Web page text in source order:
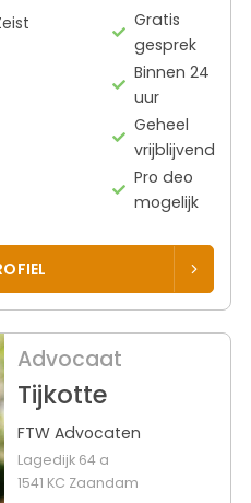
Gratis
gesprek
Binnen 24
uur
Geheel
vrijblijvend
Pro deo
mogelijk
Advocaat
Tijkotte
FTW Advocaten
Lagedijk 64 a
1541 KC Zaandam